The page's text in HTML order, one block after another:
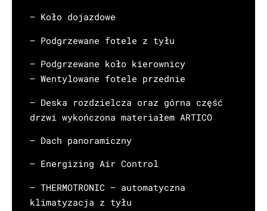
– Koło dojazdowe
– Podgrzewane fotele z tyłu
– Podgrzewane koło kierownicy
– Wentylowane fotele przednie
– Deska rozdzielcza oraz górna część
drzwi wykończona materiałem ARTICO
– Dach panoramiczny
– Energizing Air Control
– THERMOTRONIC – automatyczna
klimatyzacja z tyłu